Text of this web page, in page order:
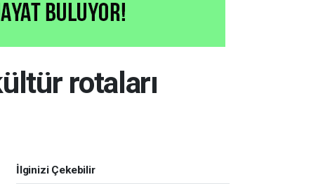
rotaları
İlginizi Çekebilir